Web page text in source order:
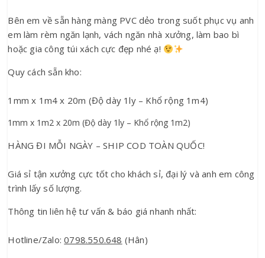
Bên em về sẵn hàng màng PVC dẻo trong suốt phục vụ anh
em làm rèm ngăn lạnh, vách ngăn nhà xưởng, làm bao bì
hoặc gia công túi xách cực đẹp nhé ạ!
Quy cách sẵn kho:
1mm x 1m4 x 20m (Độ dày 1ly – Khổ rộng 1m4)
1mm x 1m2 x 20m (Độ dày 1ly – Khổ rộng 1m2)
HÀNG ĐI MỖI NGÀY – SHIP COD TOÀN QUỐC!
Giá sỉ tận xưởng cực tốt cho khách sỉ, đại lý và anh em công
trình lấy số lượng.
Thông tin liên hệ tư vấn & báo giá nhanh nhất:
Hotline/Zalo: 0798.550.648 (Hân)